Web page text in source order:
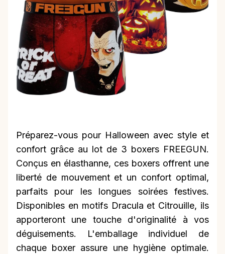
Préparez-vous pour Halloween avec style et
confort grâce au lot de 3 boxers FREEGUN.
Conçus en élasthanne, ces boxers offrent une
liberté de mouvement et un confort optimal,
parfaits pour les longues soirées festives.
Disponibles en motifs Dracula et Citrouille, ils
apporteront une touche d'originalité à vos
déguisements. L'emballage individuel de
chaque boxer assure une hygiène optimale.